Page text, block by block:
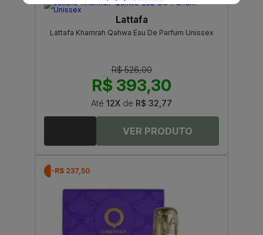
Lattafa
Lattafa Khamrah Qahwa Eau De Parfum Unissex
R$ 526,00
R$ 393,30
Até 12X de R$ 32,77
-R$ 237,50